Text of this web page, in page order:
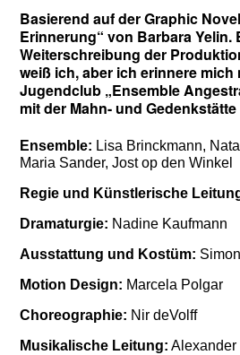
Basierend auf der Graphic
Erinnerung“ von Barbara Yelin.
Weiterschreibung der
weiß ich, aber ich erinnere mich
Jugendclub „Ensemble
mit der Mahn- und
Ensemble: Lisa Brinckmann,
Maria Sander, Jost op den Winkel
Regie und Künstlerische
Dramaturgie: Nadine Kaufmann
Ausstattung und Kostüm:
Motion Design: Marcela Polgar
Choreographie: Nir deVolff
Musikalische Leitung: Alexander